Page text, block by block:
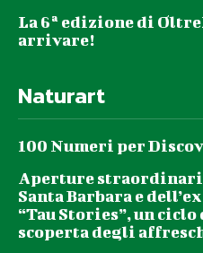
La 6ª edizione di
arrivare!
Naturart
100 Numeri per
Aperture
Santa Barbara e
“Tau Stories”, un
scoperta degli